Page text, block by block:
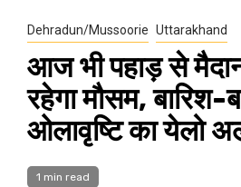
Dehradun/Mussoorie Uttarakhand
आज भी पहाड़ से
रहेगा मौसम, बारिश-
ओलावृष्टि का येलो
1 min read